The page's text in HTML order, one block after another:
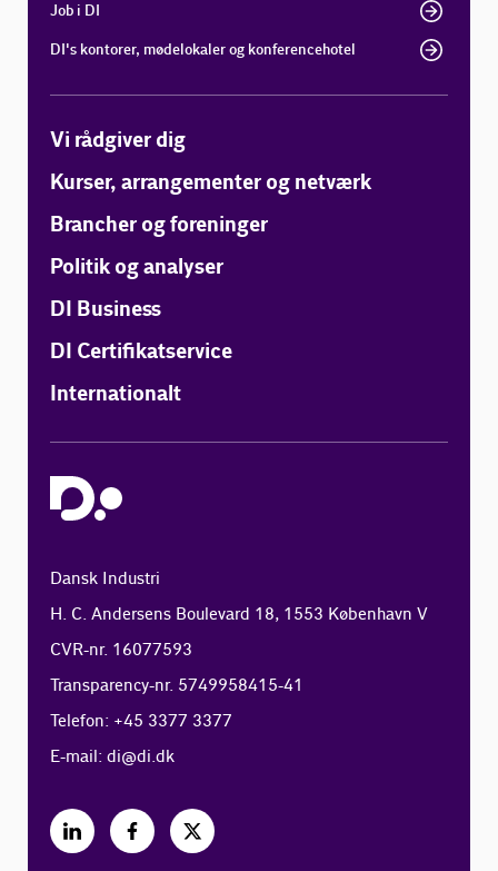
Job i DI
DI's kontorer, mødelokaler og konferencehotel
Vi rådgiver dig
Kurser, arrangementer og netværk
Brancher og foreninger
Politik og analyser
DI Business
DI Certifikatservice
Internationalt
Dansk Industri
H. C. Andersens Boulevard 18, 1553 København V
CVR-nr. 16077593
Transparency-nr. 5749958415-41
Telefon: +45 3377 3377
E-mail:di@di.dk